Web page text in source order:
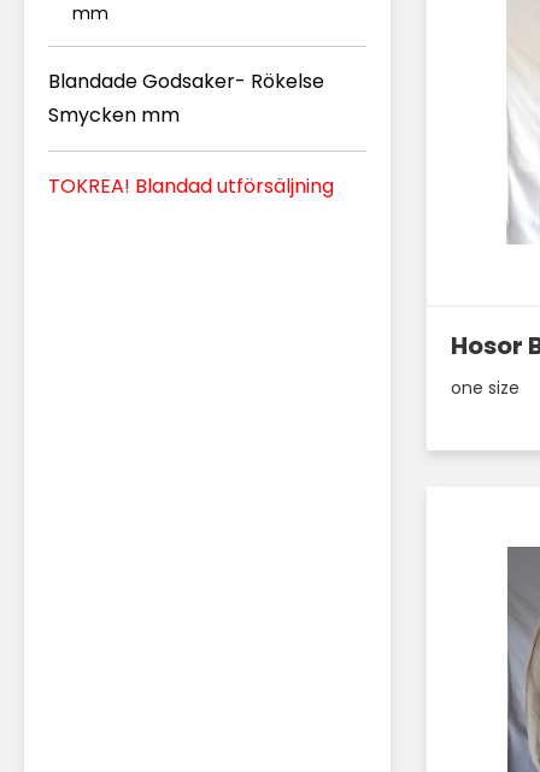
mm
Blandade Godsaker- Rökelse
Smycken mm
TOKREA! Blandad utförsäljning
Hosor
one size